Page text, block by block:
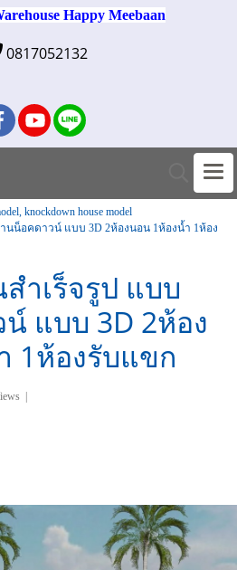
Happy Meebaan
0817052132
knockdown house model
น็อคดาวน์ แบบ 3D 2ห้องนอน 1ห้องน้ำ 1ห้อง
ำเร็จรูป แบบ
แบบ 3D 2ห้อง
1ห้องรับแขก